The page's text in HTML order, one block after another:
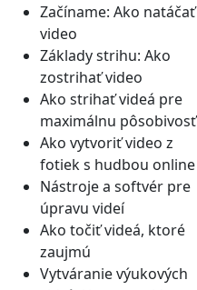
Začíname: Ako natáčať
video
Základy strihu: Ako
zostrihať video
Ako strihať videá pre
maximálnu pôsobivosť
Ako vytvoriť video z
fotiek s hudbou online
Nástroje a softvér pre
úpravu videí
Ako točiť videá, ktoré
zaujmú
Vytváranie výukových